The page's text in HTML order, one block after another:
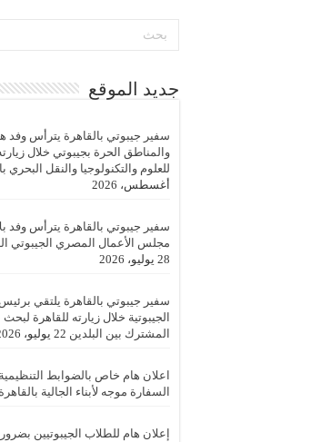
جديد الموقع
سفير جيبوتي بالقاهرة يترأس وفد
والمناطق الحرة بجيبوتي خلال زيارته
للعلوم والتكنولوجيا والنقل البحري
أغسطس، 2026
سفير جيبوتي بالقاهرة يترأس وفد
مجلس الأعمال المصري الجيبوتي
28 يوليو، 2026
سفير جيبوتي بالقاهرة يلتقي برئيس
الجيبوتية خلال زيارته للقاهرة
المشترك بين البلدين 22 يوليو، 2026
اعلان هام خاص بالضوابط
السفارة موجه لأبناء الجالية بالقاهرة
إعلان هام للطلاب الجيبوتيين